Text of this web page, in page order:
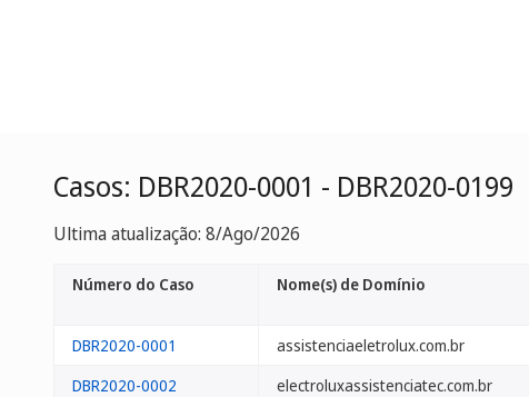
Casos: DBR2020-0001 - DBR2020-0199
Ultima atualização: 8/Ago/2026
Número do Caso Nome(s) de Domínio
DBR2020-0001 assistenciaeletrolux.com.br
DBR2020-0002
electroluxassistenciatec.com.br